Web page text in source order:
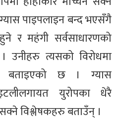
पाइपलाइन बन्द भएसँगै
र महंगी सर्वसाधारणको
उनीहरु त्यसको विरोधमा
छ । ग्यास
युरोपका धेरै
विश्लेषकहरु बताउँन् ।